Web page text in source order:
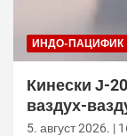
ИНДО-ПАЦИФИК
Кинески Ј-
ваздух-
5. август 2026. |